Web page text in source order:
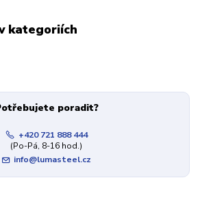
kategoriích
poradit?
+420 721 888 444
(Po-Pá, 8-16 hod.)
info@lumasteel.cz